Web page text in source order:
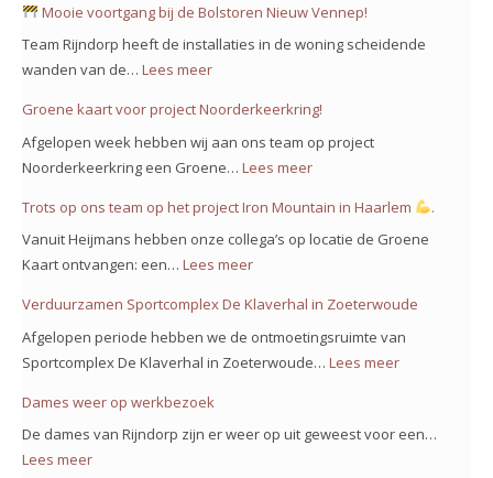
Mooie voortgang bij de Bolstoren Nieuw Vennep!
Team Rijndorp heeft de installaties in de woning scheidende
wanden van de… Lees meer:
voortgang
bij
de
Bolstoren
Nieuw
Groene kaart voor project Noorderkeerkring!
Afgelopen week hebben wij aan ons team op project
Noorderkeerkring een Groene… Lees meer:
voor
Noorderkeerkring!
Trots op ons team op het project Iron Mountain in Haarlem
.
Vanuit Heijmans hebben onze collega’s op locatie de Groene
Kaart ontvangen: een… Lees meer:
ons
team
het
Verduurzamen Sportcomplex De Klaverhal in Zoeterwoude
Afgelopen periode hebben we de ontmoetingsruimte van
Sportcomplex De Klaverhal in Zoeterwoude… Lees meer:
De
Dames weer op werkbezoek
De dames van Rijndorp zijn er weer op uit geweest voor een…
Lees meer: